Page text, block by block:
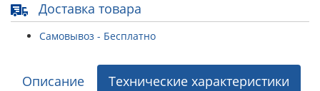
Доставка товара
Самовывоз - Бесплатно
Описание
Технические характеристики